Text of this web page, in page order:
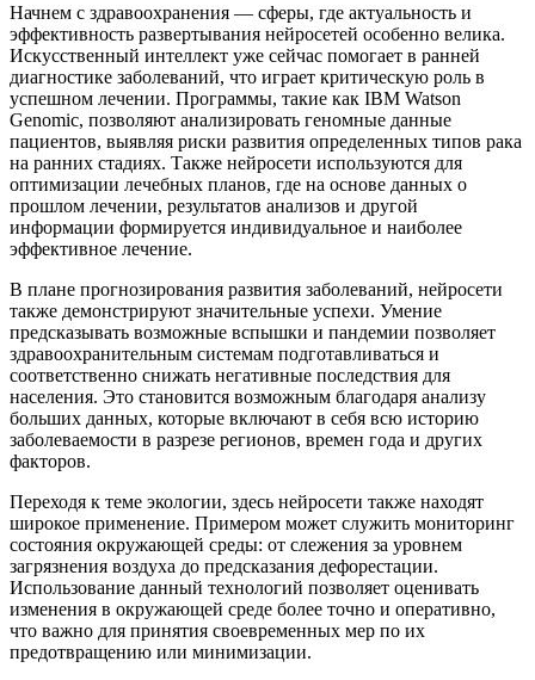
Начнем с здравоохранения — сферы, где актуальность и
эффективность развертывания нейросетей особенно велика.
Искусственный интеллект уже сейчас помогает в ранней
диагностике заболеваний, что играет критическую роль в
успешном лечении. Программы, такие как IBM Watson
Genomic, позволяют анализировать геномные данные
пациентов, выявляя риски развития определенных типов рака
на ранних стадиях. Также нейросети используются для
оптимизации лечебных планов, где на основе данных о
прошлом лечении, результатов анализов и другой
информации формируется индивидуальное и наиболее
эффективное лечение.
В плане прогнозирования развития заболеваний, нейросети
также демонстрируют значительные успехи. Умение
предсказывать возможные вспышки и пандемии позволяет
здравоохранительным системам подготавливаться и
соответственно снижать негативные последствия для
населения. Это становится возможным благодаря анализу
больших данных, которые включают в себя всю историю
заболеваемости в разрезе регионов, времен года и других
факторов.
Переходя к теме экологии, здесь нейросети также находят
широкое применение. Примером может служить мониторинг
состояния окружающей среды: от слежения за уровнем
загрязнения воздуха до предсказания дефорестации.
Использование данный технологий позволяет оценивать
изменения в окружающей среде более точно и оперативно,
что важно для принятия своевременных мер по их
предотвращению или минимизации.